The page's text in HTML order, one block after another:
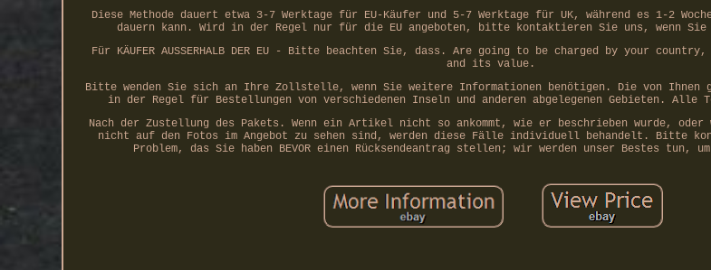
Diese Methode dauert etwa 3-7 Werktage für EU-Käufer und 5-7 Werktage für UK, während es 1-2
dauern kann. Wird in der Regel nur für die EU angeboten, bitte kontaktieren Sie uns, wenn Sie
Für KÄUFER AUSSERHALB DER EU - Bitte beachten Sie, dass. Are going to be charged by your
and its value.
Bitte wenden Sie sich an Ihre Zollstelle, wenn Sie weitere Informationen benötigen. Die von Ihnen
in der Regel für Bestellungen von verschiedenen Inseln und anderen abgelegenen Gebieten. Alle
Nach der Zustellung des Pakets. Wenn ein Artikel nicht so ankommt, wie er beschrieben wurde, oder
nicht auf den Fotos im Angebot zu sehen sind, werden diese Fälle individuell behandelt. Bitte
Problem, das Sie haben BEVOR einen Rücksendeantrag stellen; wir werden unser Bestes tun,